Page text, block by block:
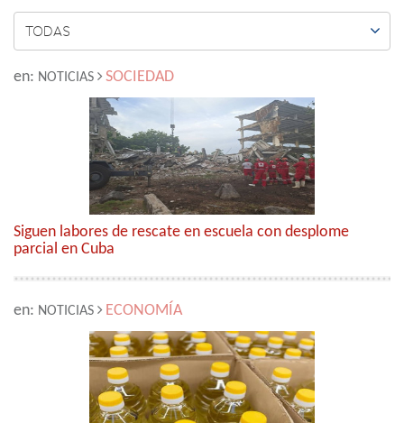
TODAS 
en: NOTICIAS SOCIEDAD
Siguen labores de rescate en escuela con desplome
parcial en Cuba
en: NOTICIAS ECONOMÍA